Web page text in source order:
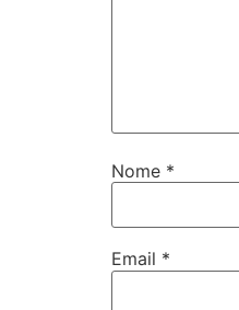
Nome *
Email *